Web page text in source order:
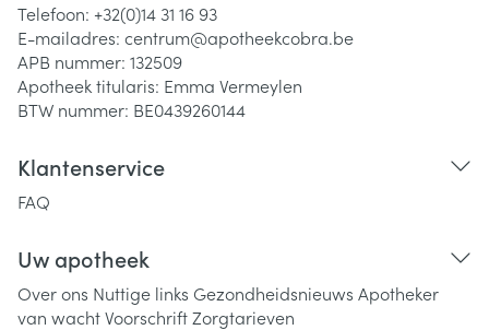
Telefoon: +32(0)14 31 16 93
E-mailadres: centrum@apotheekcobra.be
APB nummer: 132509
Apotheek titularis: Emma Vermeylen
BTW nummer: BE0439260144
Klantenservice
FAQ
Uw apotheek
Over ons Nuttige links Gezondheidsnieuws Apotheker
van wachtVoorschriftZorgtarieven